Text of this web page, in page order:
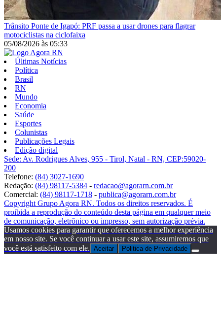
Trânsito Ponte de Igapó: PRF passa a usar drones para flagrar
motociclistas na ciclofaixa
05/08/2026 às 05:33
Últimas Notícias
Política
Brasil
RN
Mundo
Economia
Saúde
Esportes
Colunistas
Publicações Legais
Edição digital
Sede: Av. Rodrigues Alves, 955 - Tirol, Natal - RN, CEP:59020-
200
Telefone: (84) 3027-1690
Redação: (84) 98117-5384 - redacao@agorarn.com.br
Comercial: (84) 98117-1718 - publica@agorarn.com.br
Copyright Grupo Agora RN. Todos os direitos reservados. É
proibida a reprodução do conteúdo desta página em qualquer meio
de comunicação, eletrônico ou impresso, sem autorização prévia.
Usamos cookies para garantir que oferecemos a melhor experiência
em nosso site. Se você continuar a usar este site, assumiremos que
você está satisfeito com ele. Aceitar Politica de Privacidade